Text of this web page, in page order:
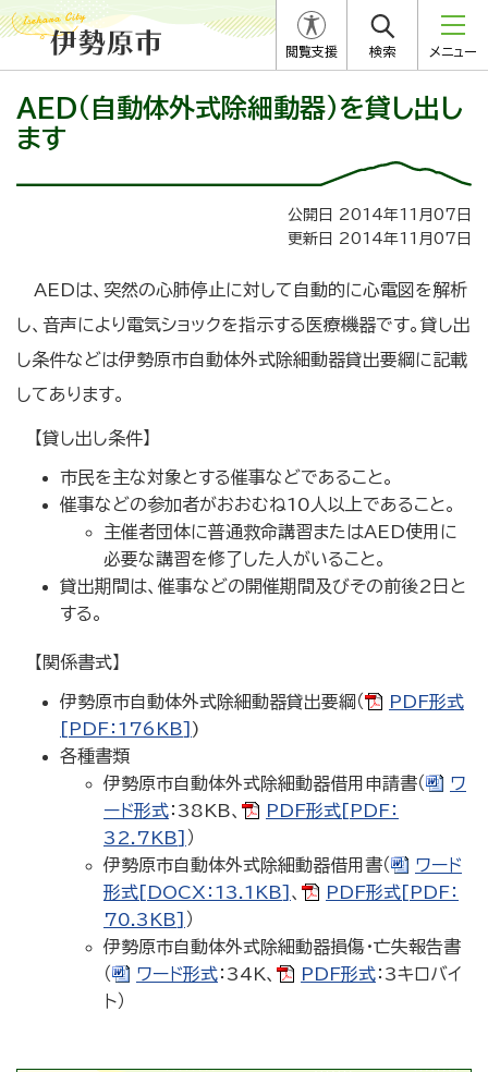
閲覧支援 検索 メニュー
AED（自動体外式除細動器）を貸し出し
ます
公開日 2014年11月07日
更新日 2014年11月07日
AEDは、突然の心肺停止に対して自動的に心電図を解析
し、音声により電気ショックを指示する医療機器です。貸し出
し条件などは伊勢原市自動体外式除細動器貸出要綱に記載
してあります。
【貸し出し条件】
市民を主な対象とする催事などであること。
催事などの参加者がおおむね10人以上であること。
主催者団体に普通救命講習またはAED使用に
必要な講習を修了した人がいること。
貸出期間は、催事などの開催期間及びその前後2日と
する。
【関係書式】
伊勢原市自動体外式除細動器貸出要綱（
PDF形式
[PDF：176KB] )
各種書類
伊勢原市自動体外式除細動器借用申請書（
ワ
ード形式：38KB、
PDF形式[PDF：
32.7KB] ）
伊勢原市自動体外式除細動器借用書（
ワード
形式[DOCX：13.1KB] 、
PDF形式[PDF：
70.3KB] ）
伊勢原市自動体外式除細動器損傷・亡失報告書
（
ワード形式：34K、 PDF形式：3キロバイ
ト）